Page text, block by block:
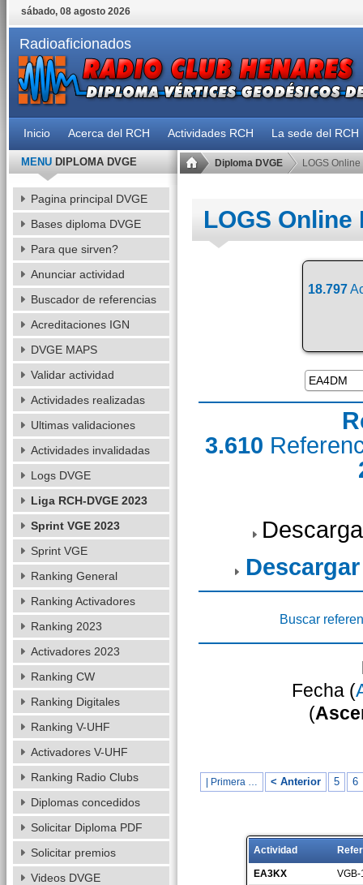
sábado, 08 agosto 2026
Radioaficionados
Inicio Acerca del RCH Actividades RCH La sede del RCH
Diploma DVGE LOGS Online
LOGS Online
18.797
3.610
Buscar
Fecha (
(
| Primera … < Anterior 5 6
Actividad
EA3KX
MENUDIPLOMA DVGE
Pagina principal DVGE
Bases diploma DVGE
Para que sirven?
Anunciar actividad
Buscador de referencias
Acreditaciones IGN
DVGE MAPS
Validar actividad
Actividades realizadas
Ultimas validaciones
Actividades invalidadas
Logs DVGE
Liga RCH-DVGE 2023
Sprint VGE 2023
Sprint VGE
Ranking General
Ranking Activadores
Ranking 2023
Activadores 2023
Ranking CW
Ranking Digitales
Ranking V-UHF
Activadores V-UHF
Ranking Radio Clubs
Diplomas concedidos
Solicitar Diploma PDF
Solicitar premios
Videos DVGE